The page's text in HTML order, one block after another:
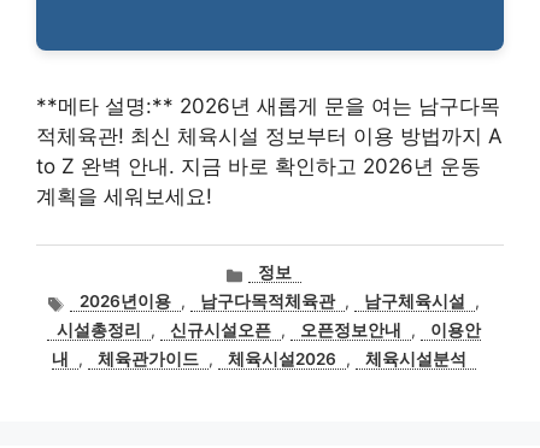
**메타 설명:** 2026년 새롭게 문을 여는 남구다목
적체육관! 최신 체육시설 정보부터 이용 방법까지 A
to Z 완벽 안내. 지금 바로 확인하고 2026년 운동
계획을 세워보세요!
카
테
고
리
정보
태
그
2026년이용 , 남구다목적체육관 , 남구체육시설
,
시설총정리
, 신규시설오픈 , 오픈정보안내 ,
이용안
내
, 체육관가이드 , 체육시설2026 , 체육시설분석